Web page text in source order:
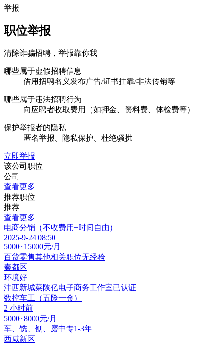
举报
职位举报
清除诈骗招聘，举报靠你我
哪些属于虚假招聘信息
借用招聘名义发布广告/证书挂靠/非法传销等
哪些属于违法招聘行为
向应聘者收取费用（如押金、资料费、体检费等）
保护举报者的隐私
匿名举报、隐私保护、杜绝骚扰
立即举报
该公司职位
公司
查看更多
推荐职位
推荐
查看更多
电商分销（不收费用+时间自由）
2025-9-24 08:50
5000~15000元/月
百货零售其他相关职位无经验
秦都区
环境好
沣西新城菜陕亿电子商务工作室已认证
数控车工（五险一金）
2 小时前
5000~8000元/月
车、铣、刨、磨中专1-3年
西咸新区